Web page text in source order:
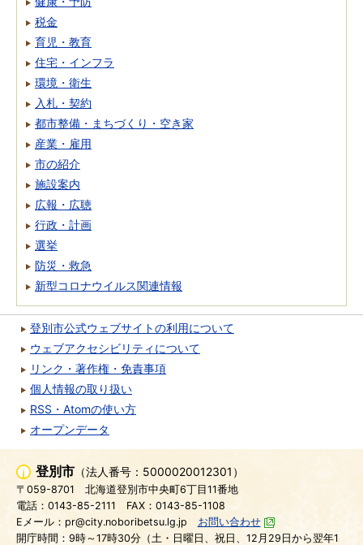
税金
育児・教育
住宅・インフラ
環境・衛生
入札・契約
都市整備・まちづくり・空き家
産業・雇用
市の紹介
施設案内
広報・広聴
行政・計画
選挙
防災・救急
新型コロナウイルス関連情報
登別市公式ウェブサイトの利用について
ウェブアクセシビリティについて
リンク・著作権・免責事項
個人情報の取り扱い
RSS・Atomの使い方
オープンデータ
登別市 （法人番号：5000020012301）
〒059-8701
北海道登別市中央町6丁目11番地
電話：0143-85-2111
FAX：0143-85-1108
Eメール：pr@city.noboribetsu.lg.jp
お問い合わせ
開庁時間：9時～17時30分（土・日曜日、祝日、12月29日から翌年1